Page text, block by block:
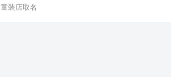
童装店取名